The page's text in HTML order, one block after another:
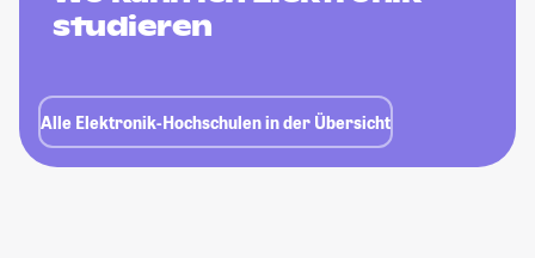
studieren
Alle Elektronik-Hochschulen in der Übersicht